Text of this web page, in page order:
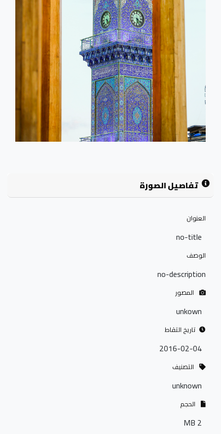
تفاصيل الصورة
العنوان
no-title
الوصف
no-description
المصور
unkown
تاريخ التقاط
2016-02-04
التصنيف
unknown
الحجم
2 MB